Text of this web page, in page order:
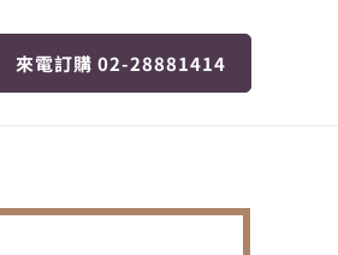
來電訂購 02-28881414